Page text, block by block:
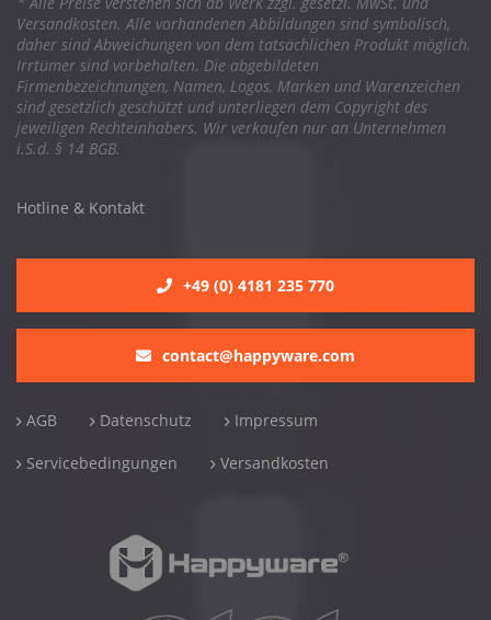
Versandkosten. Alle vorhandenen Abbildungen sind symbolisch,
daher sind Abweichungen von dem tatsächlichen Produkt möglich.
Irrtümer sind vorbehalten. Die abgebildeten
Firmenbezeichnungen, Namen, Logos, Marken und Warenzeichen
sind gesetzlich geschützt und unterliegen dem Copyright des
jeweiligen Rechteinhabers. Wir verkaufen nur an Unternehmen
i.S.d. § 14 BGB.
Hotline & Kontakt
+49 (0) 4181 235 770
contact@happyware.com
AGB Datenschutz Impressum
Servicebedingungen Versandkosten